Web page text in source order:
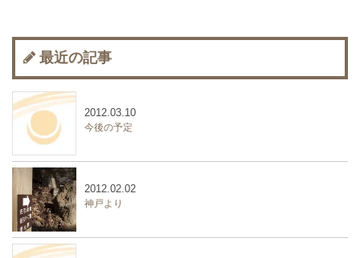
最近の記事
今後の予定
2012.03.10
神戸より
2012.02.02